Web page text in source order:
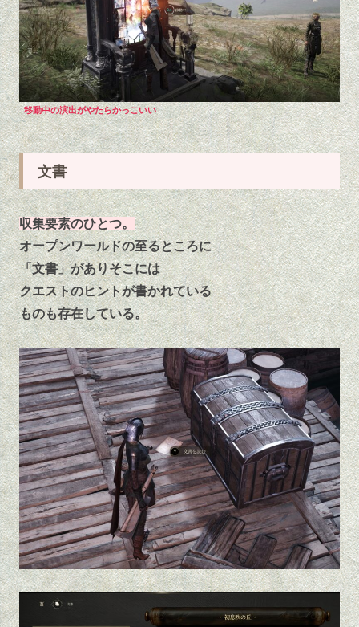
移動中の演出がやたらかっこいい
文書
収集要素のひとつ。
オープンワールドの至るところに
「文書」がありそこには
クエストのヒントが書かれている
ものも存在している。